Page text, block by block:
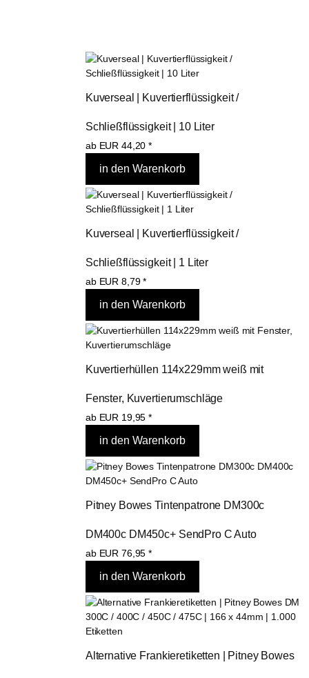
Kuverseal | Kuvertierflüssigkeit /
Schließflüssigkeit | 10 Liter
ab EUR 44,20 *
Kuverseal | Kuvertierflüssigkeit /
Schließflüssigkeit | 1 Liter
ab EUR 8,79 *
Kuvertierhüllen 114x229mm weiß mit
Fenster, Kuvertierumschläge
ab EUR 19,95 *
Pitney Bowes Tintenpatrone DM300c
DM400c DM450c+ SendPro C Auto
ab EUR 76,95 *
Alternative Frankieretiketten | Pitney Bowes